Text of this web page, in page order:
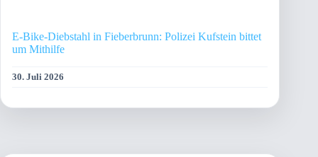
E-Bike-Diebstahl in Fieberbrunn: Polizei Kufstein bittet
um Mithilfe
30. Juli 2026